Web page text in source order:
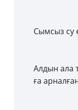
Сымсыз су
Алдын ала
ға